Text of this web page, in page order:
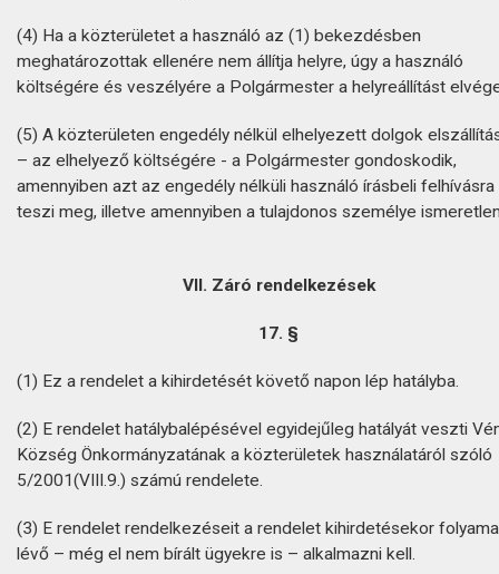
(4) Ha a közterületet a használó az (1) bekezdésben
meghatározottak ellenére nem állítja helyre, úgy a használó
költségére és veszélyére a Polgármester a helyreállítást
(5) A közterületen engedély nélkül elhelyezett dolgok
– az elhelyező költségére - a Polgármester gondoskodik,
amennyiben azt az engedély nélküli használó írásbeli felhívásra
teszi meg, illetve amennyiben a tulajdonos személye
VII. Záró rendelkezések
17. §
(1) Ez a rendelet a kihirdetését követő napon lép hatályba.
(2) E rendelet hatálybalépésével egyidejűleg hatályát veszti
Község Önkormányzatának a közterületek használatáról szóló
5/2001(VIII.9.) számú rendelete.
(3) E rendelet rendelkezéseit a rendelet kihirdetésekor
lévő – még el nem bírált ügyekre is – alkalmazni kell.